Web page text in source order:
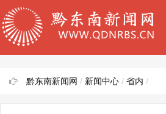
黔东南新闻网 / 新闻中心 / 省内 /